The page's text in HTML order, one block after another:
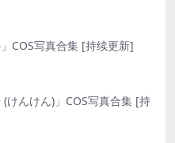
COS写真合集 [持续更新]
(けんけん)」COS写真合集 [持